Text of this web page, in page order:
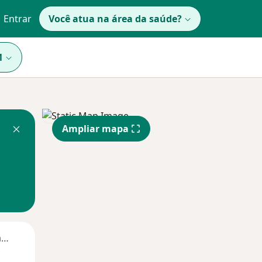
Entrar Você atua na área da saúde?
Segunda-feira
Ampliar mapa